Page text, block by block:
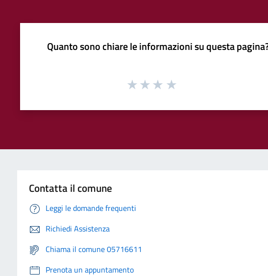
Quanto sono chiare le informazioni su questa
Contatta il comune
Leggi le domande frequenti
Richiedi Assistenza
Chiama il comune 05716611
Prenota un appuntamento